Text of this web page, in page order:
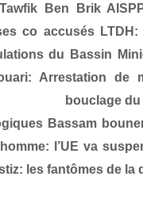
Ben Brik
co accusésLTDH:
du Bassin
Arrestation de
bouclage
Bassam
l’UE va
les fantômes de la